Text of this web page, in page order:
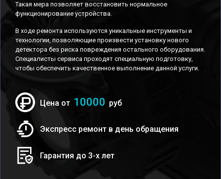
Такая мера позволяет восстановить нормальное
функционирование устройства.
В ходе ремонта используются уникальные инструменты и
технологии, позволяющие произвести установку нового
детектора без риска повреждения остального оборудования.
Специалисты сервиса проходят специальную подготовку,
чтобы обеспечить качественное выполнение данной услуги.
Цена от 10000 руб
Экспресс ремонт в день обращения
Гарантия до 3-х лет